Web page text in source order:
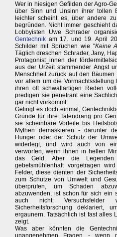
Wer in hiesigen Gefilden der Agro-
über Sinn und Unsinn ihrer tollen
leichter scheint es, über andere
begründen. Nicht immer geschieht
Lobbyisten Uwe Schrader
Gentechnik am 17. und 19. April
Schilder mit Sprüchen wie "Keine
Täglich dreschen Schrader, Jany,
Protagonist_innen der
aus der Urzeit stammender Angst
Menschheit zurück auf den
vor allem um die
ihren oft schwallartigen Reden
predigen sie penetrant eine
gar nicht vorkommt.
Gelingt es doch einmal,
Gründe für ihre Tatendrang pro
sie scheinbare Vorteile bis
Mythen demaskieren - darunter
Hunger oder der Schutz der
widerlegt, und wird auch von
verworfen, wenn ihnen in hellen
das Geld. Aber die Legenden
gebetsmühlenhaft vorgetragen
Felder, diese dienten der
zum Schutze von Umwelt und
überprüfen, um Schaden
abzuwenden, ist schon für sich ein
auch nicht:
Sicherheitsforschung deklariert,
ergaunern. Tatsächlich ist fast alles
zeigt.
Was aber könnten die